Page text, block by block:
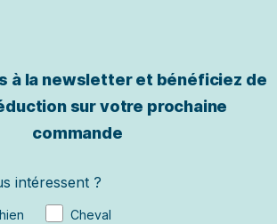
à la newsletter et bénéficiez de
sur votre prochaine
commande
intéressent ?
Cheval